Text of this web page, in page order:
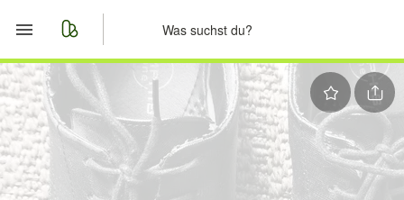
Start
Merkliste
Nachrichten